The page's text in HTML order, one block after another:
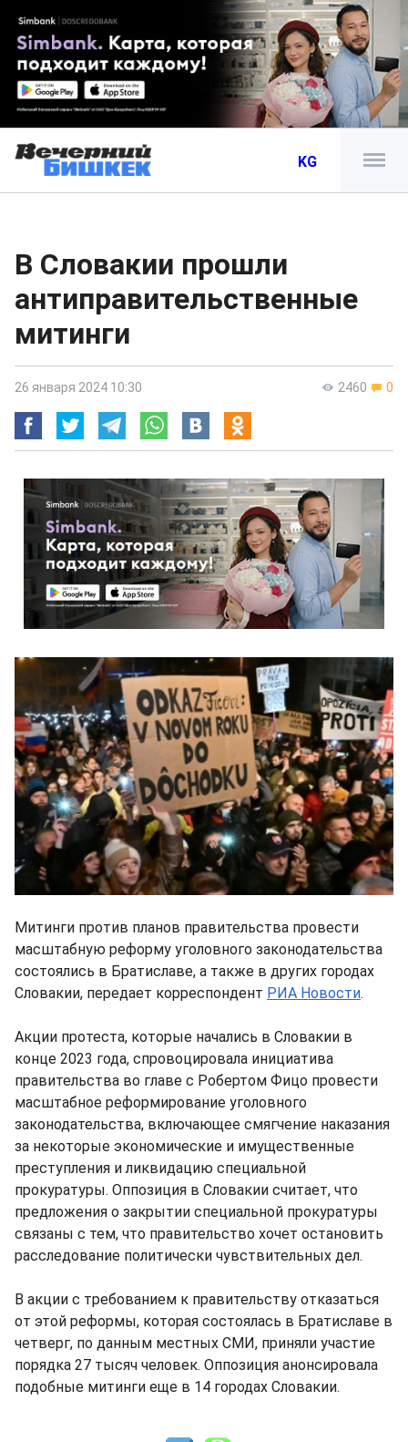
KG
В Словакии прошли
антиправительственные
митинги
2460 0
26 января 2024 10:30
Митинги против планов правительства провести
масштабную реформу уголовного законодательства
состоялись в Братиславе, а также в других городах
Словакии, передает корреспондент РИА Новости.
Акции протеста, которые начались в Словакии в
конце 2023 года, спровоцировала инициатива
правительства во главе с Робертом Фицо провести
масштабное реформирование уголовного
законодательства, включающее смягчение наказания
за некоторые экономические и имущественные
преступления и ликвидацию специальной
прокуратуры. Оппозиция в Словакии считает, что
предложения о закрытии специальной прокуратуры
связаны с тем, что правительство хочет остановить
расследование политически чувствительных дел.
В акции с требованием к правительству отказаться
от этой реформы, которая состоялась в Братиславе в
четверг, по данным местных СМИ, приняли участие
порядка 27 тысяч человек. Оппозиция анонсировала
подобные митинги еще в 14 городах Словакии.